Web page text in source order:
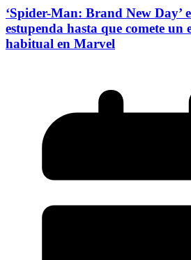
‘Spider-Man: Brand New Day’
estupenda hasta que comete un
habitual en Marvel